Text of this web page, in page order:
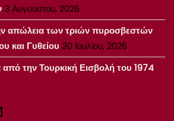
3 Αυγούστου, 2026
απώλεια των τριών πυροσβεστών
και Γυθείου 30 Ιουλίου, 2026
την Τουρκική Εισβολή του 1974